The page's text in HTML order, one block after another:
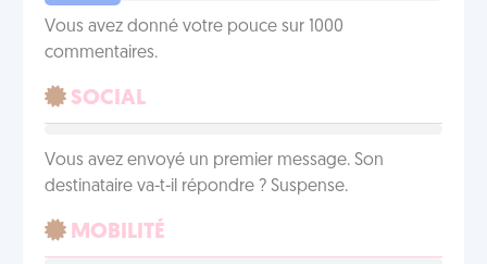
Vous avez donné votre pouce sur 1000
commentaires.
SOCIAL
Vous avez envoyé un premier message. Son
destinataire va-t-il répondre ? Suspense.
MOBILITÉ